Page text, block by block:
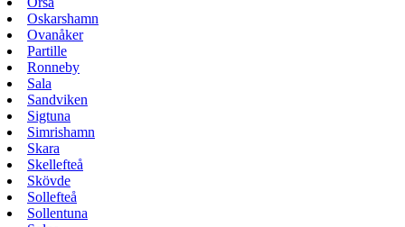
Oskarshamn
Ovanåker
Partille
Ronneby
Sala
Sandviken
Sigtuna
Simrishamn
Skara
Skellefteå
Skövde
Sollefteå
Sollentuna